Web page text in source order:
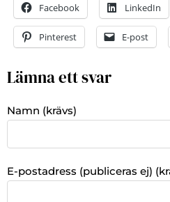
Facebook LinkedIn
Pinterest E-post
Lämna ett svar
Namn (krävs)
E-postadress (publiceras ej)